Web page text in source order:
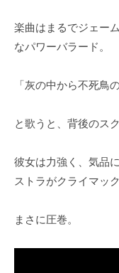
楽曲はまるでジェー
なパワーバラード。
「灰の中から不死鳥
と歌うと、背後のス
彼女は力強く、気品
ストラがクライマッ
まさに圧巻。